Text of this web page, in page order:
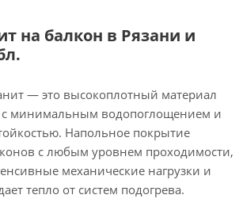
на балкон в Рязани и
— это высокоплотный материал
с минимальным водопоглощением и
Напольное покрытие
с любым уровнем проходимости,
механические нагрузки и
тепло от систем подогрева.